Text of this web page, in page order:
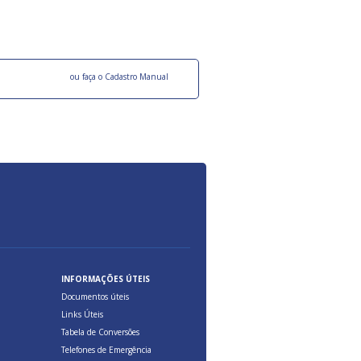
ou faça o Cadastro Manual
INFORMAÇÕES ÚTEIS
Documentos úteis
Links Úteis
Tabela de Conversões
Telefones de Emergência